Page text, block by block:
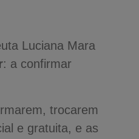
Luciana Mara
: a confirmar
trocarem
e gratuita, e as